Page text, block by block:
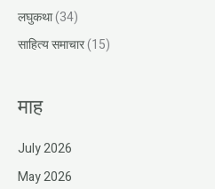
लघुकथा(34)
साहित्य समाचार(15)
माह
July 2026
May 2026